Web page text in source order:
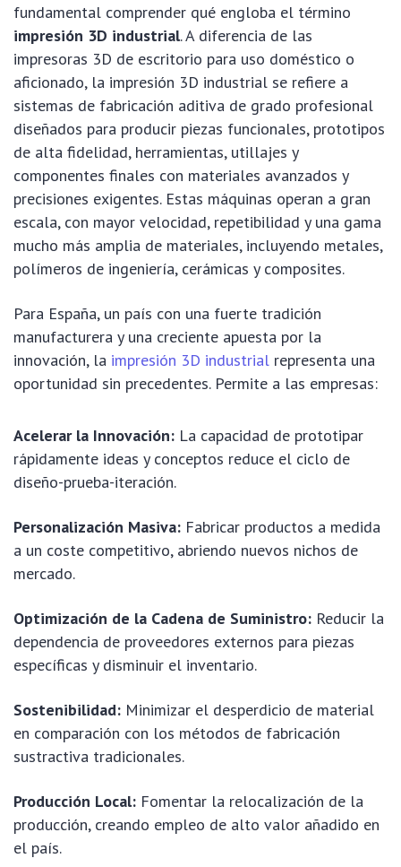
fundamental comprender qué engloba el término
impresión 3D industrial. A diferencia de las
impresoras 3D de escritorio para uso doméstico o
aficionado, la impresión 3D industrial se refiere a
sistemas de fabricación aditiva de grado profesional
diseñados para producir piezas funcionales, prototipos
de alta fidelidad, herramientas, utillajes y
componentes finales con materiales avanzados y
precisiones exigentes. Estas máquinas operan a gran
escala, con mayor velocidad, repetibilidad y una gama
mucho más amplia de materiales, incluyendo metales,
polímeros de ingeniería, cerámicas y composites.
Para España, un país con una fuerte tradición
manufacturera y una creciente apuesta por la
innovación, la impresión 3D industrial representa una
oportunidad sin precedentes. Permite a las empresas:
Acelerar la Innovación: La capacidad de prototipar
rápidamente ideas y conceptos reduce el ciclo de
diseño-prueba-iteración.
Personalización Masiva: Fabricar productos a medida
a un coste competitivo, abriendo nuevos nichos de
mercado.
Optimización de la Cadena de Suministro: Reducir la
dependencia de proveedores externos para piezas
específicas y disminuir el inventario.
Sostenibilidad: Minimizar el desperdicio de material
en comparación con los métodos de fabricación
sustractiva tradicionales.
Producción Local: Fomentar la relocalización de la
producción, creando empleo de alto valor añadido en
el país.